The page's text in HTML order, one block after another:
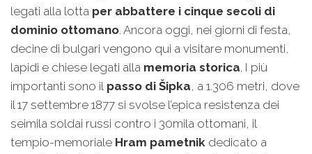
legati alla lotta per abbattere i cinque secoli di
dominio ottomano. Ancora oggi, nei giorni di festa,
decine di bulgari vengono qui a visitare monumenti,
lapidi e chiese legati alla memoria storica. I più
importanti sono il passo di Šipka, a 1.306 metri, dove
il 17 settembre 1877 si svolse l’epica resistenza dei
seimila soldai russi contro i 30mila ottomani, il
tempio-memoriale Hram pametnik dedicato a